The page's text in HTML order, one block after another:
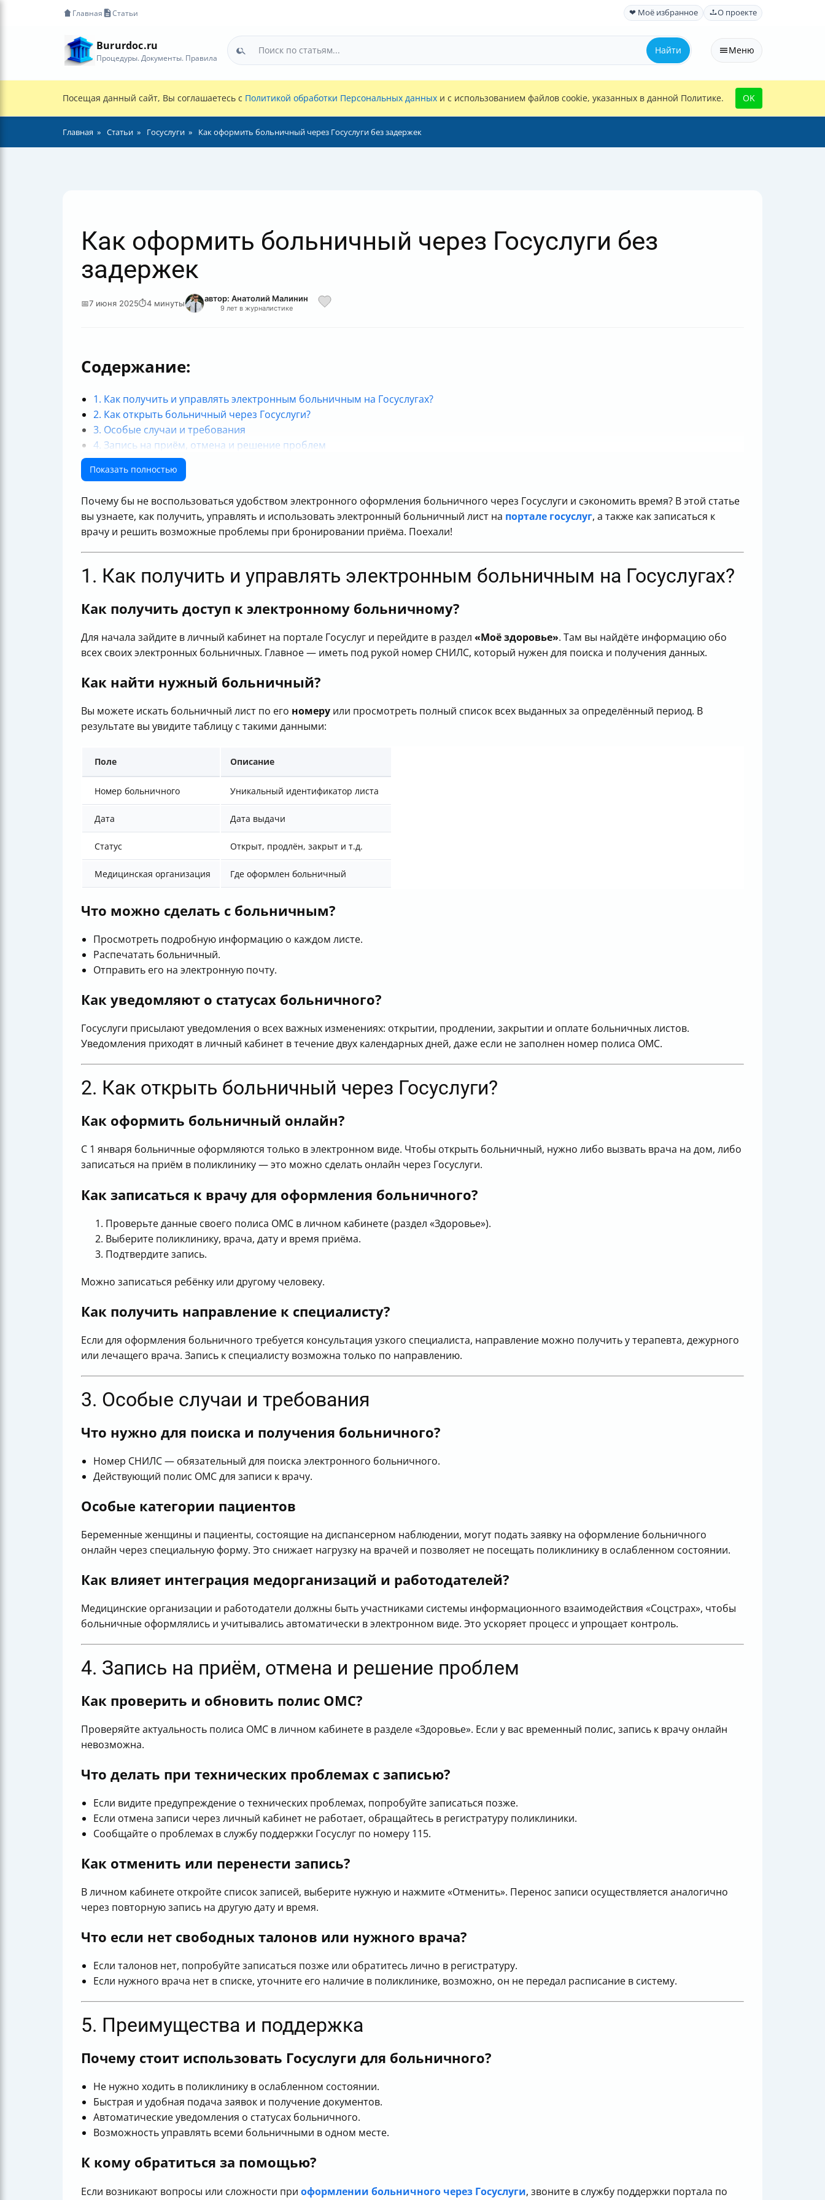
Главная Статьи ❤ Моё избранное О проекте
Bururdoc.ru
Процедуры. Документы. Правила
Найти Меню
Посещая данный сайт, Вы соглашаетесь с Политикой обработки Персональных данных и с использованием файлов cookie, указанных в данной Политике. OK
Главная Статьи Госуслуги Как оформить больничный через Госуслуги без задержек
Как оформить больничный через Госуслуги без
задержек
📅7 июня 2025⏱4 минуты автор: Анатолий Малинин
9 лет в журналистике
Содержание:
1. Как получить и управлять электронным больничным на Госуслугах?
2. Как открыть больничный через Госуслуги?
3. Особые случаи и требования
4. Запись на приём, отмена и решение проблем
5. Преимущества и поддержка
Итог
Показать полностью
Почему бы не воспользоваться удобством электронного оформления больничного через Госуслуги и сэкономить время? В этой статье
вы узнаете, как получить, управлять и использовать электронный больничный лист на портале госуслуг, а также как записаться к
врачу и решить возможные проблемы при бронировании приёма. Поехали!
1. Как получить и управлять электронным больничным на Госуслугах?
Как получить доступ к электронному больничному?
Для начала зайдите в личный кабинет на портале Госуслуг и перейдите в раздел «Моё здоровье». Там вы найдёте информацию обо
всех своих электронных больничных. Главное — иметь под рукой номер СНИЛС, который нужен для поиска и получения данных.
Как найти нужный больничный?
Вы можете искать больничный лист по его номеру или просмотреть полный список всех выданных за определённый период. В
результате вы увидите таблицу с такими данными:
Поле Описание
Номер больничного Уникальный идентификатор листа
Дата Дата выдачи
Статус Открыт, продлён, закрыт и т.д.
Медицинская организация Где оформлен больничный
Что можно сделать с больничным?
Просмотреть подробную информацию о каждом листе.
Распечатать больничный.
Отправить его на электронную почту.
Как уведомляют о статусах больничного?
Госуслуги присылают уведомления о всех важных изменениях: открытии, продлении, закрытии и оплате больничных листов.
Уведомления приходят в личный кабинет в течение двух календарных дней, даже если не заполнен номер полиса ОМС.
2. Как открыть больничный через Госуслуги?
Как оформить больничный онлайн?
С 1 января больничные оформляются только в электронном виде. Чтобы открыть больничный, нужно либо вызвать врача на дом, либо
записаться на приём в поликлинику — это можно сделать онлайн через Госуслуги.
Как записаться к врачу для оформления больничного?
Проверьте данные своего полиса ОМС в личном кабинете (раздел «Здоровье»).
Выберите поликлинику, врача, дату и время приёма.
Подтвердите запись.
Можно записаться ребёнку или другому человеку.
Как получить направление к специалисту?
Если для оформления больничного требуется консультация узкого специалиста, направление можно получить у терапевта, дежурного
или лечащего врача. Запись к специалисту возможна только по направлению.
3. Особые случаи и требования
Что нужно для поиска и получения больничного?
Номер СНИЛС — обязательный для поиска электронного больничного.
Действующий полис ОМС для записи к врачу.
Особые категории пациентов
Беременные женщины и пациенты, состоящие на диспансерном наблюдении, могут подать заявку на оформление больничного
онлайн через специальную форму. Это снижает нагрузку на врачей и позволяет не посещать поликлинику в ослабленном состоянии.
Как влияет интеграция медорганизаций и работодателей?
Медицинские организации и работодатели должны быть участниками системы информационного взаимодействия «Соцстрах», чтобы
больничные оформлялись и учитывались автоматически в электронном виде. Это ускоряет процесс и упрощает контроль.
4. Запись на приём, отмена и решение проблем
Как проверить и обновить полис ОМС?
Проверяйте актуальность полиса ОМС в личном кабинете в разделе «Здоровье». Если у вас временный полис, запись к врачу онлайн
невозможна.
Что делать при технических проблемах с записью?
Если видите предупреждение о технических проблемах, попробуйте записаться позже.
Если отмена записи через личный кабинет не работает, обращайтесь в регистратуру поликлиники.
Сообщайте о проблемах в службу поддержки Госуслуг по номеру 115.
Как отменить или перенести запись?
В личном кабинете откройте список записей, выберите нужную и нажмите «Отменить». Перенос записи осуществляется аналогично
через повторную запись на другую дату и время.
Что если нет свободных талонов или нужного врача?
Если талонов нет, попробуйте записаться позже или обратитесь лично в регистратуру.
Если нужного врача нет в списке, уточните его наличие в поликлинике, возможно, он не передал расписание в систему.
5. Преимущества и поддержка
Почему стоит использовать Госуслуги для больничного?
Не нужно ходить в поликлинику в ослабленном состоянии.
Быстрая и удобная подача заявок и получение документов.
Автоматические уведомления о статусах больничного.
Возможность управлять всеми больничными в одном месте.
К кому обратиться за помощью?
Если возникают вопросы или сложности при оформлении больничного через Госуслуги, звоните в службу поддержки портала по